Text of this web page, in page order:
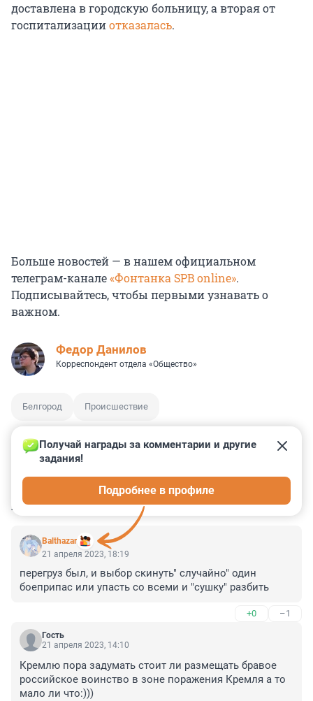
доставлена в городскую больницу, а вторая от
госпитализацииотказалась.
Больше новостей — в нашем официальном
телеграм-канале«Фонтанка SPB online».
Подписывайтесь, чтобы первыми узнавать о
важном.
Федор Данилов
Корреспондент отдела «Общество»
Белгород Происшествие
КОММЕНТАРИИ 123
Balthazar
Получай награды за комментарии и другие
задания!
Подробнее в профиле
21 апреля 2023, 18:19
перегруз был, и выбор скинуть" случайно" один
боеприпас или упасть со всеми и "сушку" разбить
+0 –1
Гость
21 апреля 2023, 14:10
Кремлю пора задумать стоит ли размещать бравое
российское воинство в зоне поражения Кремля а то
мало ли что:)))